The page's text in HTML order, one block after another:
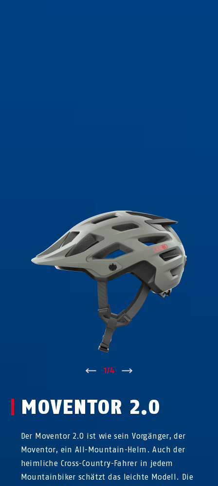
↑ 1/4
MOVENTOR 2.0
Der Moventor 2.0 ist wie sein Vorgänger, der
Moventor, ein All-Mountain-Helm. Auch der
heimliche Cross-Country-Fahrer in jedem
Mountainbiker schätzt das leichte Modell. Die